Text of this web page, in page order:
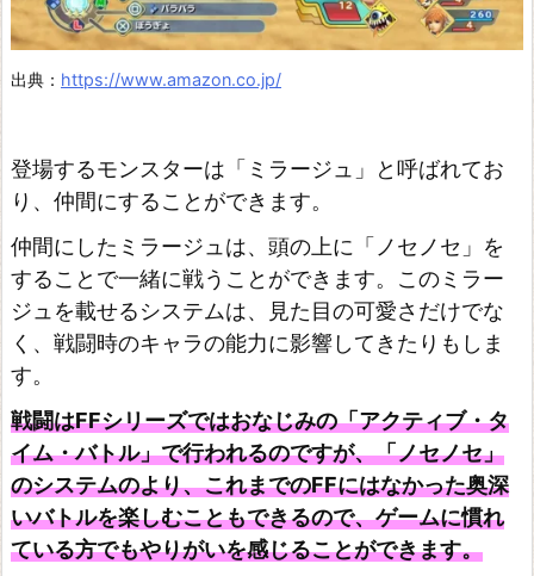
出典： https://www.amazon.co.jp/
登場するモンスターは「ミラージュ」と呼ばれてお
り、仲間にすることができます。
仲間にしたミラージュは、頭の上に「ノセノセ」を
することで一緒に戦うことができます。このミラー
ジュを載せるシステムは、見た目の可愛さだけでな
く、戦闘時のキャラの能力に影響してきたりもしま
す。
戦闘はFFシリーズではおなじみの「アクティブ・タ
イム・バトル」で行われるのですが、「ノセノセ」
のシステムのより、これまでのFFにはなかった奥深
いバトルを楽しむこともできるので、ゲームに慣れ
ている方でもやりがいを感じることができます。